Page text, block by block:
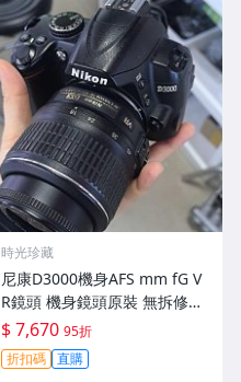
時光珍藏
尼康D3000機身AFS mm fG V
R鏡頭 機身鏡頭原裝 無拆修無
翻新 有輕微使用痕跡 鏡頭-34
30
$ 7,670 95折
折扣碼 直購